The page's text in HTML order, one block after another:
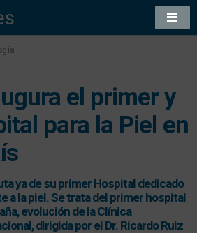
el primer y
para la Piel en
ya de su primer Hospital dedicado
a la piel. Se trata del primer hospital
evolución de la Clínica
dirigida por el Dr. Ricardo Ruiz